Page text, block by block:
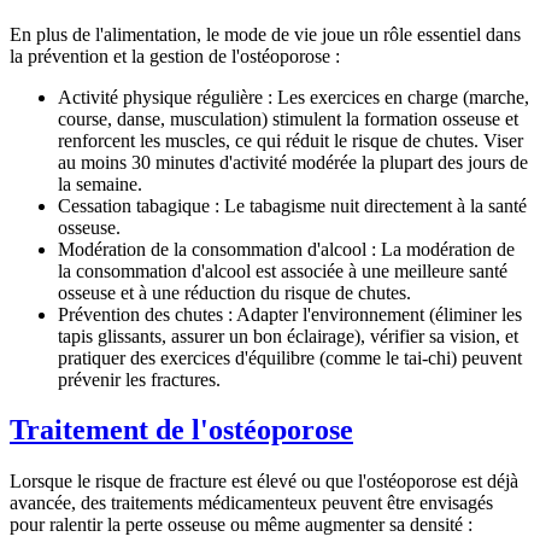
En plus de l'alimentation, le mode de vie joue un rôle essentiel dans
la prévention et la gestion de l'ostéoporose :
Activité physique régulière : Les exercices en charge (marche,
course, danse, musculation) stimulent la formation osseuse et
renforcent les muscles, ce qui réduit le risque de chutes. Viser
au moins 30 minutes d'activité modérée la plupart des jours de
la semaine.
Cessation tabagique : Le tabagisme nuit directement à la santé
osseuse.
Modération de la consommation d'alcool : La modération de
la consommation d'alcool est associée à une meilleure santé
osseuse et à une réduction du risque de chutes.
Prévention des chutes : Adapter l'environnement (éliminer les
tapis glissants, assurer un bon éclairage), vérifier sa vision, et
pratiquer des exercices d'équilibre (comme le tai-chi) peuvent
prévenir les fractures.
Traitement de l'ostéoporose
Lorsque le risque de fracture est élevé ou que l'ostéoporose est déjà
avancée, des traitements médicamenteux peuvent être envisagés
pour ralentir la perte osseuse ou même augmenter sa densité :